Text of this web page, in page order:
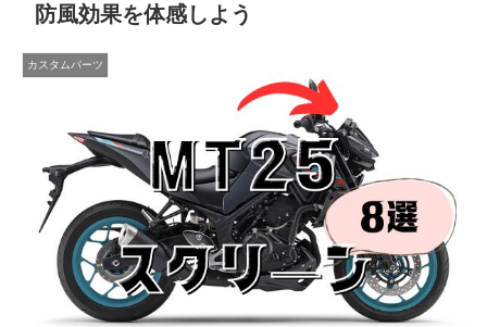
防風効果を体感しよう
カスタムパーツ